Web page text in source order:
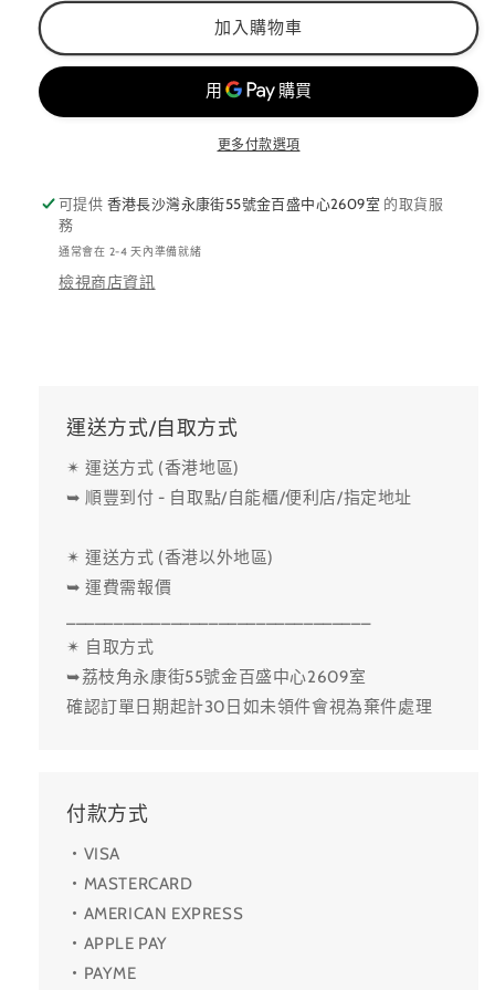
數
減
數
增
加入購物車
更多付款選項
可提供 香港長沙灣永康街55號金百盛中心2609室 的取貨服
務
通常會在 2-4 天內準備就緒
檢視商店資訊
運送方式/自取方式
✴ 運送方式 (香港地區)
➥ 順豐到付 - 自取點/自能櫃/便利店/指定地址
✴ 運送方式 (香港以外地區)
➥ 運費需報價
✴ 自取方式
➥荔枝角永康街55號金百盛中心2609室
確認訂單日期起計30日如未領件會視為棄件處理
付款方式
・VISA
・MASTERCARD
・AMERICAN EXPRESS
・APPLE PAY
・PAYME